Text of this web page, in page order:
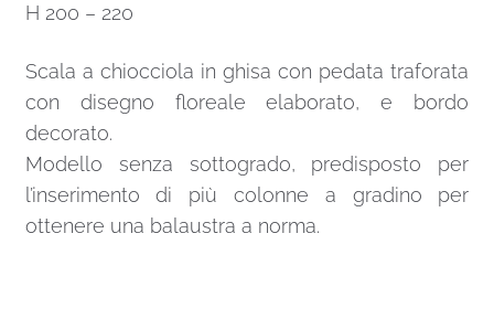
H 200 – 220
Scala a chiocciola in ghisa con pedata traforata
con disegno floreale elaborato, e bordo
decorato.
Modello senza sottogrado, predisposto per
l’inserimento di più colonne a gradino per
ottenere una balaustra a norma.